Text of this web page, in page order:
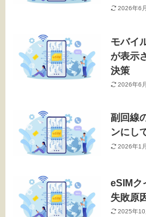
2026年6
モバイ
が表示
決策
2026年6
副回線
ンにし
2026年1
eSIMク
失敗原
2025年10